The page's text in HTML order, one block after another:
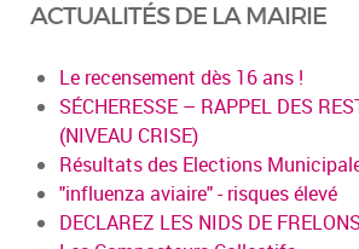
ACTUALITÉS DE LA MAIRIE
Le recensement dès 16 ans !
SÉCHERESSE – RAPPEL DES
(NIVEAU CRISE)
Résultats des Elections
"influenza aviaire" - risques élevé
DECLAREZ LES NIDS DE FRELONS